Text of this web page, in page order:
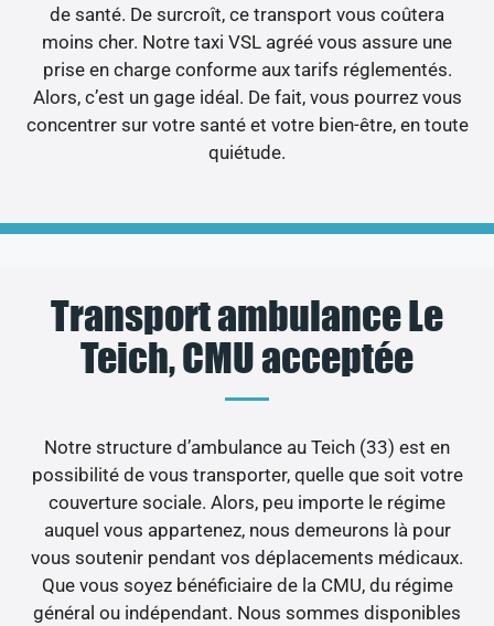
de santé. De surcroît, ce transport vous coûtera
moins cher. Notre taxi VSL agréé vous assure une
prise en charge conforme aux tarifs réglementés.
Alors, c’est un gage idéal. De fait, vous pourrez vous
concentrer sur votre santé et votre bien-être, en toute
quiétude.
Transport ambulance Le
Teich, CMU acceptée
Notre structure d’ambulance au Teich (33) est en
possibilité de vous transporter, quelle que soit votre
couverture sociale. Alors, peu importe le régime
auquel vous appartenez, nous demeurons là pour
vous soutenir pendant vos déplacements médicaux.
Que vous soyez bénéficiaire de la CMU, du régime
général ou indépendant. Nous sommes disponibles